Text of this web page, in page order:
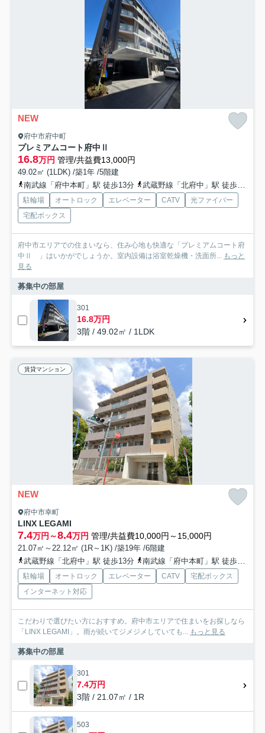
NEW
府中市府中町
プレミアムコート府中Ⅱ
16.8万円 管理/共益費13,000円
49.02㎡ (1LDK) /築1年 /5階建
南武線「府中本町」駅 徒歩13分
武蔵野線「北府中」駅 徒歩15分
駐輪場 オートロック エレベーター CATV
光ファイバー
宅配ボックス
府中市エリアでの住まいなら、住み心地も快適な「プレミアムコート府
中Ⅱ 」はいかがでしょうか。室内設備は浴室乾燥機・洗面所... もっと
見る
募集中の部屋
301
16.8万円
3階 / 49.02㎡ / 1LDK
賃貸マンション
NEW
府中市幸町
LINX LEGAMI
7.4万円～8.4万円 管理/共益費10,000円～15,000円
21.07㎡～22.12㎡ (1R～1K) /築19年 /6階建
武蔵野線「北府中」駅 徒歩13分
南武線「府中本町」駅 徒歩20分
駐輪場 オートロック エレベーター CATV
宅配ボックス
インターネット対応
こだわりで選びたい方におすすめ。府中市エリアで住まいをお探しなら
「LINX LEGAMI」。雨が続いてジメジメしていても... もっと見る
募集中の部屋
301
7.4万円
3階 / 21.07㎡ / 1R
503